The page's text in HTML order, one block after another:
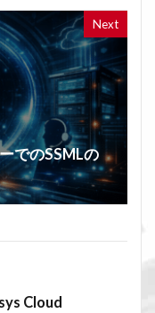
Next
でのSSMLの
Cloud